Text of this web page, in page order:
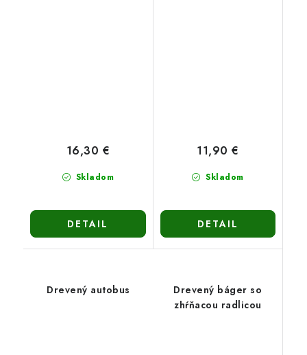
Skladom
16,30 €
DETAIL
Skladom
11,90 €
DETAIL
Drevený autobus
Drevený báger so
zhŕňacou radlicou